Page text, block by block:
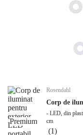
Premium
Rosendahl
Corp de
- LED, din
cm
(1)